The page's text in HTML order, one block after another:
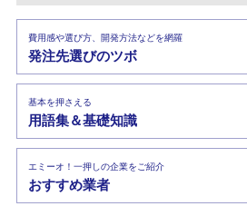
費用感や選び方、開発方法などを網羅
発注先選びのツボ
基本を押さえる
用語集＆基礎知識
エミーオ！一押しの企業をご紹介
おすすめ業者